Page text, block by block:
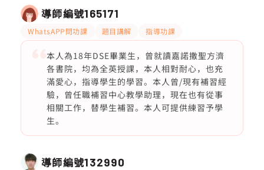
導師編號165171
WhatsAPP問功課 題目講解 指導功課
本人為18年DSE畢業生，曾就讀嘉諾撒聖方濟
各書院，均為全英授課，本人相對耐心，也充
滿愛心，指導學生的學習。本人曾/現有補習經
驗，曾任職補習中心教學助理，現在也有從事
相關工作，替學生補習。本人可提供練習予學
生。
導師編號132990